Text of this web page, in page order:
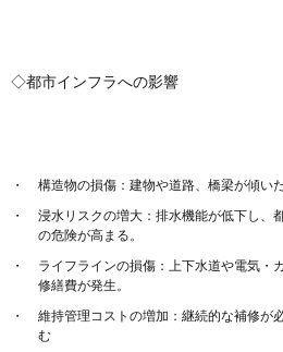
◇都市インフラへの影響
構造物の損傷：建物や道路、橋梁が傾い
浸水リスクの増大：排水機能が低下し、
の危険が高まる。
ライフラインの損傷：上下水道や電気・
修繕費が発生。
維持管理コストの増加：継続的な補修が
む